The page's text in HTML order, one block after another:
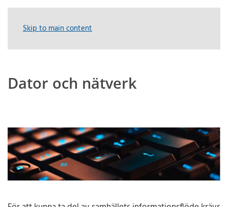
Skip to main content
Dator och nätverk